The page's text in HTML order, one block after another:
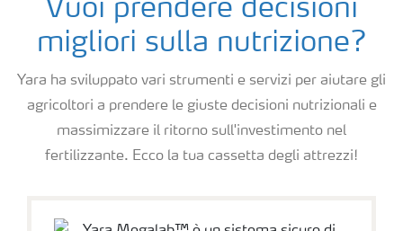
Vuoi prendere decisioni
migliori sulla nutrizione?
Yara ha sviluppato vari strumenti e servizi per aiutare gli
agricoltori a prendere le giuste decisioni nutrizionali e
massimizzare il ritorno sull'investimento nel
fertilizzante. Ecco la tua cassetta degli attrezzi!